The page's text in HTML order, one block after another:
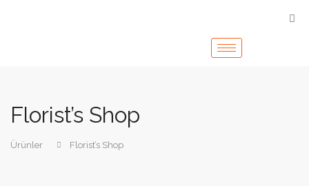
Florist’s Shop
Ürünler Florist’s Shop